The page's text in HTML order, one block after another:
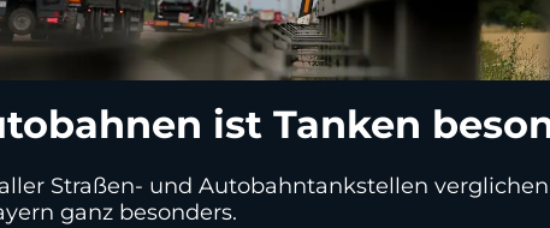
ist Tanken
Straßen- und Autobahntankstellen
ganz besonders.